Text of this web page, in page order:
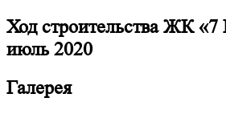
Ход строительства ЖК
июль 2020
Галерея